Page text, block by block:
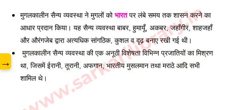
मुगलकालीन सैन्य व्यवस्था ने मुगलों को भारत पर लंबे समय तक शासन करने का
आधार प्रदान किया। यह सैन्य व्यवस्था बाबर, हुमायूँ, अकबर, जहाँगीर, शाहजहाँ
और औरंगजेब द्वारा अत्यधिक सांगठिक, कुशल व दृढ़ बनाए रखी गई थी।
मुगलकालीन सैन्य व्यवस्था की एक अनूठी विशेषता विभिन्न प्रजातियों का मिश्रण
था, जिसमें ईरानी, तूरानी, अफगान, भारतीय मुसलमान तथा मराठे आदि सभी
शामिल थे।
www.sarkarilibrary.in
→